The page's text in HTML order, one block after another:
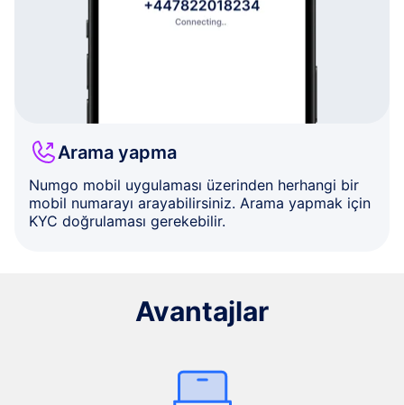
Arama yapma
Numgo mobil uygulaması üzerinden herhangi bir
mobil numarayı arayabilirsiniz. Arama yapmak için
KYC doğrulaması gerekebilir.
Avantajlar